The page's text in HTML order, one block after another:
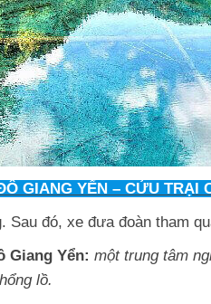
– ĐÔ GIANG YỂN –
Sau đó, xe đưa đoàn tham
Giang Yển: một trung tâm
lồ.